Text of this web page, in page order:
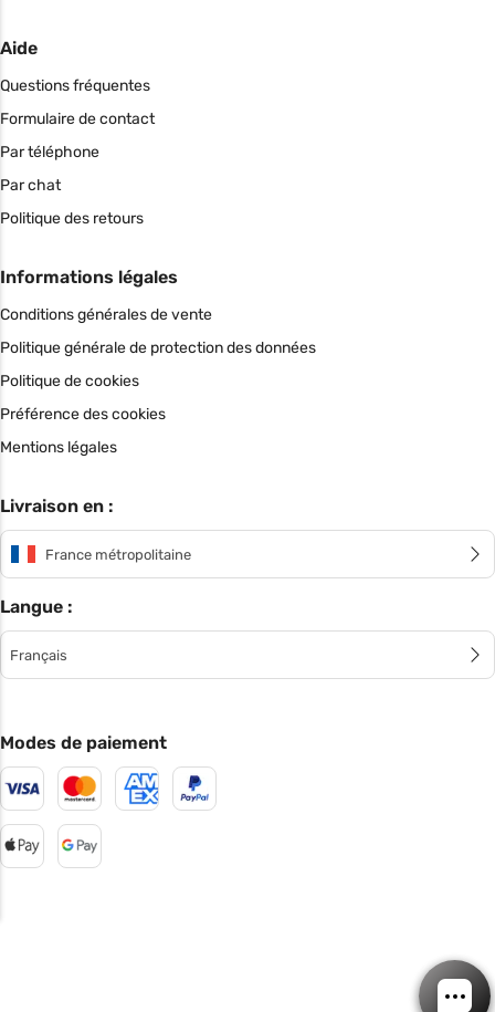
Aide
Questions fréquentes
Formulaire de contact
Par téléphone
Par chat
Politique des retours
Informations légales
Conditions générales de vente
Politique générale de protection des données
Politique de cookies
Préférence des cookies
Mentions légales
Livraison en :
France métropolitaine
Langue :
Français
Modes de paiement